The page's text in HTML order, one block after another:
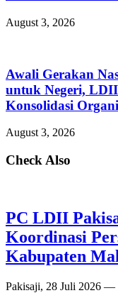
August 3, 2026
Awali Gerakan
untuk Negeri,
Konsolidasi
August 3, 2026
Check Also
PC LDII
Koordinasi
Kabupaten
Pakisaji, 28 Juli 2026 —